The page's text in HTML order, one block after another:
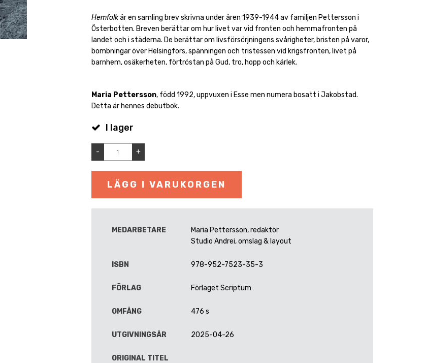
Hemfolkär en samling brev skrivna under åren 1939-1944 av familjen Pettersson i
Österbotten. Breven berättar om hur livet var vid fronten och hemmafronten på
landet och i städerna. De berättar om livsförsörjningens svårigheter, bristen på varor,
bombningar över Helsingfors, spänningen och tristessen vid krigsfronten, livet på
barnhem, osäkerheten, förtröstan på Gud, tro, hopp och kärlek.
Maria Pettersson, född 1992, uppvuxen i Esse men numera bosatt i Jakobstad.
Detta är hennes debutbok.
I lager
- +
LÄGG I VARUKORGEN
MEDARBETARE
Maria Pettersson, redaktör
Studio Andrei, omslag & layout
ISBN 978-952-7523-35-3
FÖRLAG Förlaget Scriptum
OMFÅNG 476 s
UTGIVNINGSÅR 2025-04-26
ORIGINAL TITEL